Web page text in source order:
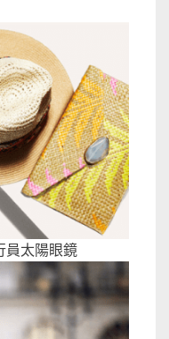
員太陽眼鏡